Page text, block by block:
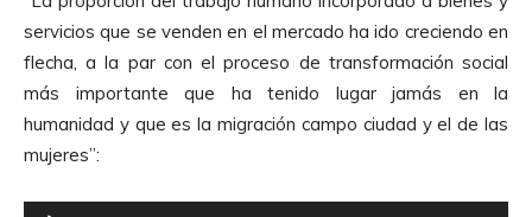
servicios que se venden en el mercado ha ido creciendo en
flecha, a la par con el proceso de transformación social
más importante que ha tenido lugar jamás en la
humanidad y que es la migración campo ciudad y el de las
mujeres”: